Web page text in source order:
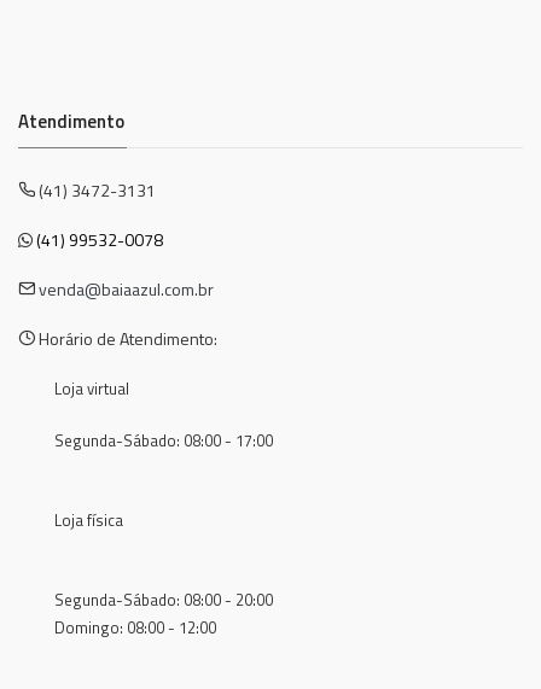
Atendimento
(41) 3472-3131
(41) 99532-0078
venda@baiaazul.com.br
Horário de Atendimento:
Loja virtual
Segunda-Sábado: 08:00 - 17:00
Loja física
Segunda-Sábado: 08:00 - 20:00
Domingo: 08:00 - 12:00